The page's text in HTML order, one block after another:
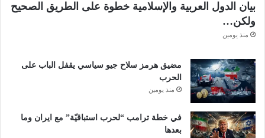
بيان الدول العربية والإسلامية خطوة على الطريق الصحيح
ولكن…
منذ يومين
مضيق هرمز سلاح جيو سياسي يقفل الباب على
الحرب
منذ يومين
في خطة ترامب “لحرب استباقيّة” مع ايران وما
بعدها